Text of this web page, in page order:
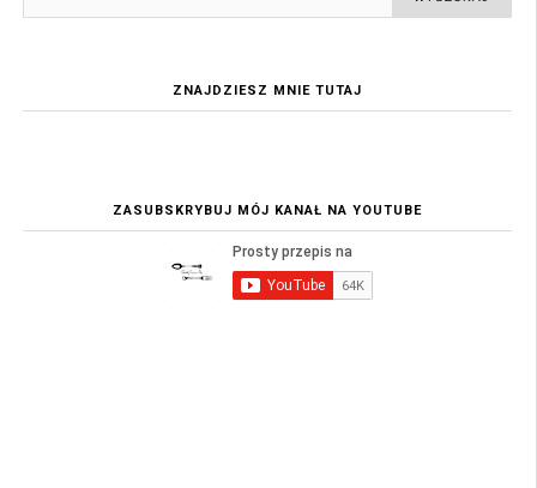
ZNAJDZIESZ MNIE TUTAJ
ZASUBSKRYBUJ MÓJ KANAŁ NA YOUTUBE